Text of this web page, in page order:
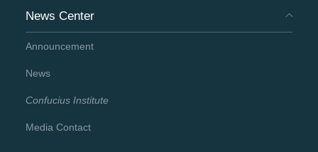
News Center
Announcement
News
Confucius Institute
Media Contact